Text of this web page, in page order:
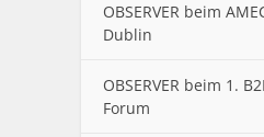
OBSERVER beim
Dublin
OBSERVER beim 1.
Forum